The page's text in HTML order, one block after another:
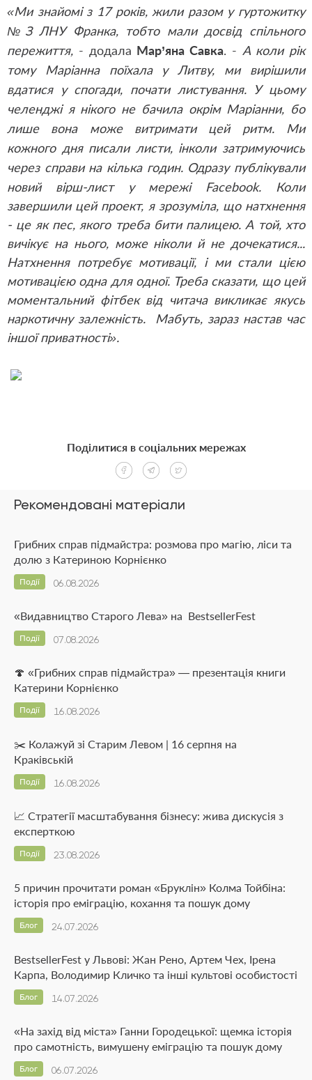
«Ми знайомі з 17 років, жили разом у гуртожитку
№З ЛНУ Франка, тобто мали досвід спільного
пережиття, - додала Мар’яна Савка. - А коли рік
тому Маріанна поїхала у Литву, ми вирішили
вдатися у спогади, почати листування. У цьому
челенджі я нікого не бачила окрім Маріанни, бо
лише вона може витримати цей ритм. Ми
кожного дня писали листи, інколи затримуючись
через справи на кілька годин. Одразу публікували
новий вірш-лист у мережі Facebook. Коли
завершили цей проект, я зрозуміла, що натхнення
- це як пес, якого треба бити палицею. А той, хто
вичікує на нього, може ніколи й не дочекатися...
Натхнення потребує мотивації, і ми стали цією
мотивацією одна для одної. Треба сказати, що цей
моментальний фітбек від читача викликає якусь
наркотичну залежність. Мабуть, зараз настав час
іншої приватності».
Рекомендовані матеріали
Грибних справ підмайстра: розмова про магію, ліси та
долю з Катериною Корнієнко
06.08.2026
Події
«Видавництво Старого Лева» на BestsellerFest
07.08.2026
Події
🍄 «Грибних справ підмайстра» — презентація книги
Катерини Корнієнко
16.08.2026
Події
✂️ Колажуй зі Старим Левом | 16 серпня на
Краківській
16.08.2026
Події
📈 Стратегії масштабування бізнесу: жива дискусія з
експерткою
23.08.2026
Події
5 причин прочитати роман «Бруклін» Колма Тойбіна:
історія про еміграцію, кохання та пошук дому
24.07.2026
Блог
BestsellerFest у Львові: Жан Рено, Артем Чех, Ірена
Карпа, Володимир Кличко та інші культові особистості
14.07.2026
Блог
«На захід від міста» Ганни Городецької: щемка історія
про самотність, вимушену еміграцію та пошук дому
06.07.2026
Блог
Поділитися в соціальних мережах